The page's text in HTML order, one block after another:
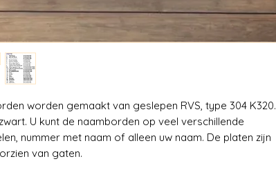
worden gemaakt van geslepen RVS, type 304 K320.
U kunt de naamborden op veel verschillende
nummer met naam of alleen uw naam. De platen zijn
van gaten.